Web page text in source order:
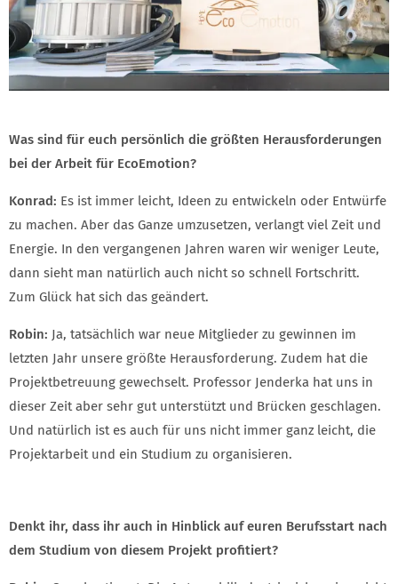
Was sind für euch persönlich die größten Herausforderungen
bei der Arbeit für EcoEmotion?
Konrad: Es ist immer leicht, Ideen zu entwickeln oder Entwürfe
zu machen. Aber das Ganze umzusetzen, verlangt viel Zeit und
Energie. In den vergangenen Jahren waren wir weniger Leute,
dann sieht man natürlich auch nicht so schnell Fortschritt.
Zum Glück hat sich das geändert.
Robin: Ja, tatsächlich war neue Mitglieder zu gewinnen im
letzten Jahr unsere größte Herausforderung. Zudem hat die
Projektbetreuung gewechselt. Professor Jenderka hat uns in
dieser Zeit aber sehr gut unterstützt und Brücken geschlagen.
Und natürlich ist es auch für uns nicht immer ganz leicht, die
Projektarbeit und ein Studium zu organisieren.
Denkt ihr, dass ihr auch in Hinblick auf euren Berufsstart nach
dem Studium von diesem Projekt profitiert?